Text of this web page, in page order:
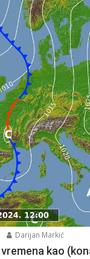
Darijan Markić
kao